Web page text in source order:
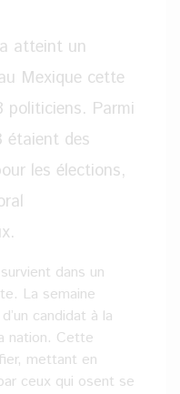
atteint un
Mexique cette
politiciens. Parmi
étaient des
les élections,
dans un
La semaine
candidat à la
nation. Cette
mettant en
ceux qui osent se